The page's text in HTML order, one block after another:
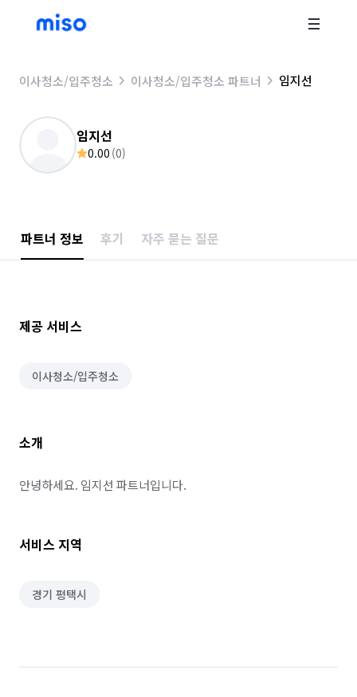
이사청소/입주청소 이사청소/입주청소 파트너 임지선
임지선
0.00 (0)
파트너 정보 후기 자주 묻는 질문
제공 서비스
이사청소/입주청소
소개
안녕하세요. 임지선 파트너입니다.
서비스 지역
경기 평택시